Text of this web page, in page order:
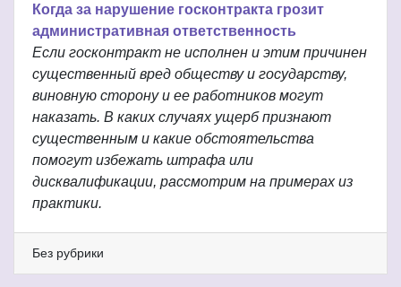
Когда за нарушение госконтракта грозит
административная ответственность
Если госконтракт не исполнен и этим причинен
существенный вред обществу и государству,
виновную сторону и ее работников могут
наказать. В каких случаях ущерб признают
существенным и какие обстоятельства
помогут избежать штрафа или
дисквалификации, рассмотрим на примерах из
практики.
Без рубрики